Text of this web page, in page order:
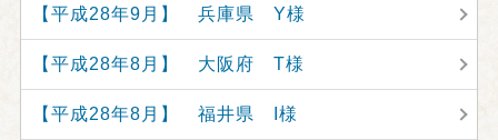
【平成28年9月】 兵庫県 Y様
【平成28年8月】 大阪府 T様
【平成28年8月】 福井県 I様